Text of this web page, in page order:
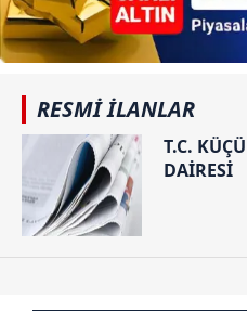
gösterilmeyecektir."
Sizlere daha iyi bir hizmet
Sitemizde kendimize ve
kullanılmaktadır. Bu çerezler
verileriniz işlenmekte olup
toplumu hizmetlerinin
kullanılmaktadır. Diğer
kılınması ve
RESMİ İLANLAR
T.C.
DAİRESİ